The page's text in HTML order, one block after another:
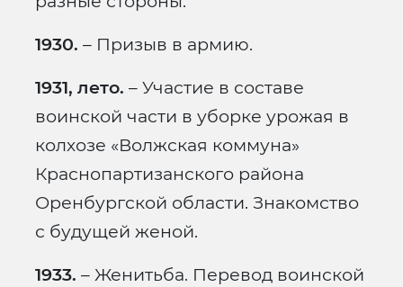
1930. – Призыв в армию.
1931, лето. – Участие в составе
воинской части в уборке урожая в
колхозе «Волжская коммуна»
Краснопартизанского района
Оренбургской области. Знакомство
с будущей женой.
1933. – Женитьба. Перевод воинской